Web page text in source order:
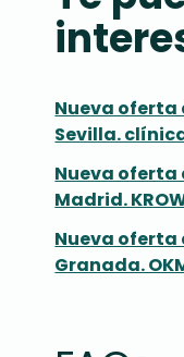
Nueva oferta
Sevilla.
Nueva oferta
Madrid.
Nueva oferta
Granada.